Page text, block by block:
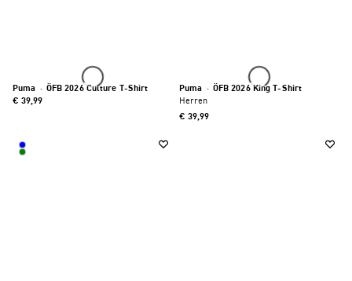
Puma · ÖFB 2026 Culture T-Shirt
€ 39,99
Puma · ÖFB 2026 King T-Shirt
Herren
€ 39,99